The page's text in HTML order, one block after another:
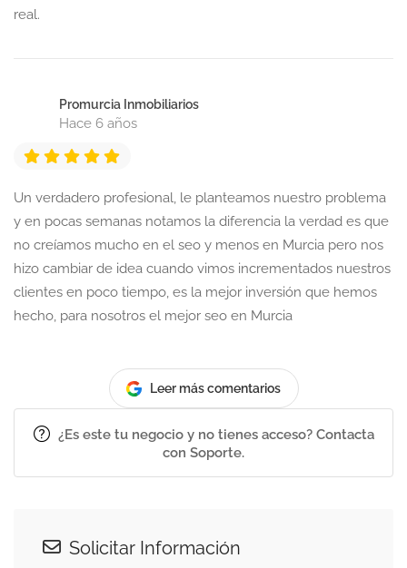
real.
Promurcia Inmobiliarios
Hace 6 años
Un verdadero profesional, le planteamos nuestro problema
y en pocas semanas notamos la diferencia la verdad es que
no creíamos mucho en el seo y menos en Murcia pero nos
hizo cambiar de idea cuando vimos incrementados nuestros
clientes en poco tiempo, es la mejor inversión que hemos
hecho, para nosotros el mejor seo en Murcia
Leer más comentarios
¿Es este tu negocio y no tienes acceso? Contacta
con Soporte.
Solicitar Información